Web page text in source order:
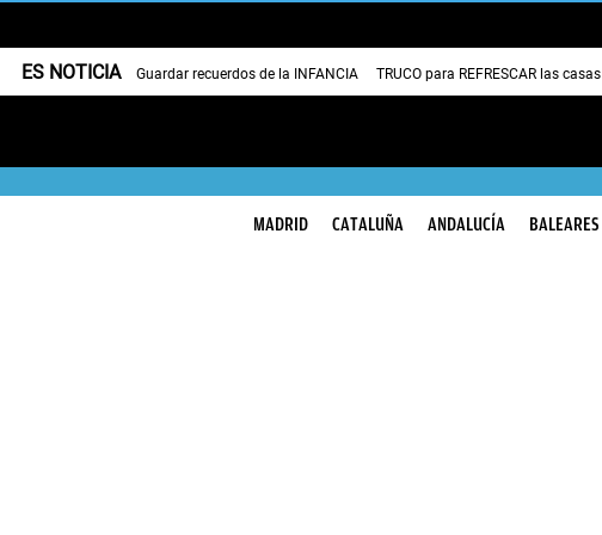
ES NOTICIA Guardar recuerdos de la INFANCIA TRUCO para REFRESCAR las casas
MADRID CATALUÑA ANDALUCÍA BALEARES